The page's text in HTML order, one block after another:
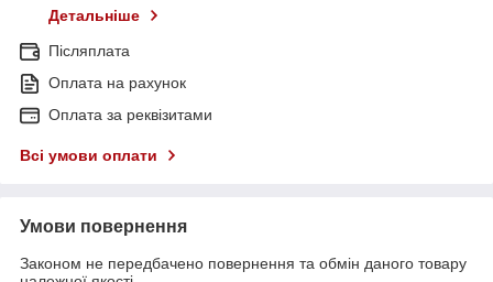
Детальніше
Післяплата
Оплата на рахунок
Оплата за реквізитами
Всі умови оплати
Умови повернення
Законом не передбачено повернення та обмін даного товару